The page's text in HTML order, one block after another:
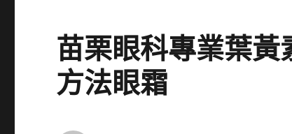
苗栗眼科專業葉
方法眼霜